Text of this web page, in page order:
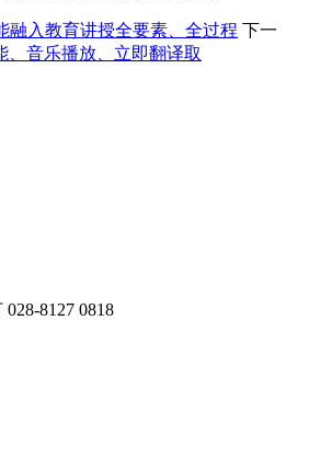
融入教育讲授全要素、全过程 下一
、音乐播放、立即翻译取
028-8127 0818